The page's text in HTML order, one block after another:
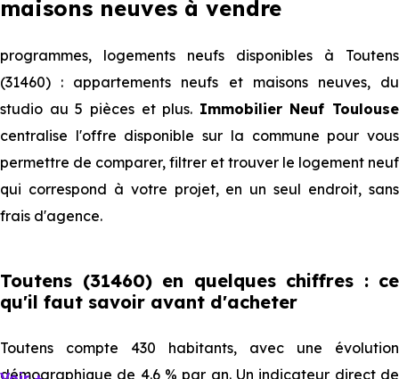
maisons neuves à vendre
programmes, logements neufs disponibles à Toutens
(31460) : appartements neufs et maisons neuves, du
studio au 5 pièces et plus. Immobilier Neuf Toulouse
centralise l'offre disponible sur la commune pour vous
permettre de comparer, filtrer et trouver le logement neuf
qui correspond à votre projet, en un seul endroit, sans
frais d'agence.
Toutens (31460) en quelques chiffres : ce
qu'il faut savoir avant d'acheter
Toutens compte 430 habitants, avec une évolution
démographique de 4.6 % par an. Un indicateur direct de